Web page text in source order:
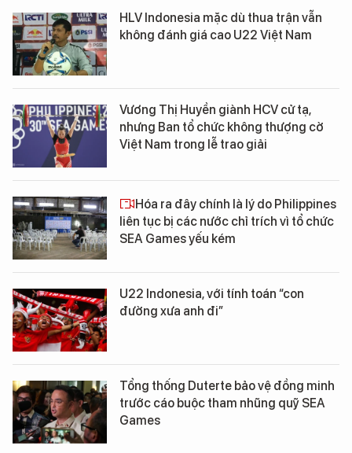
HLV Indonesia mặc dù thua trận vẫn
không đánh giá cao U22 Việt Nam
Vương Thị Huyền giành HCV cử tạ,
nhưng Ban tổ chức không thượng cờ
Việt Nam trong lễ trao giải
Hóa ra đây chính là lý do Philippines
liên tục bị các nước chỉ trích vì tổ chức
SEA Games yếu kém
U22 Indonesia, với tính toán “con
đường xưa anh đi”
Tổng thống Duterte bảo vệ đồng minh
trước cáo buộc tham nhũng quỹ SEA
Games